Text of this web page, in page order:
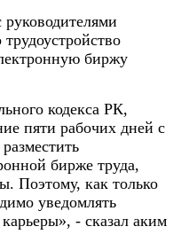
биржу
кодекса РК,
пяти рабочих дней с
бирже труда,
Поэтому, как только
уведомлять
- сказал аким